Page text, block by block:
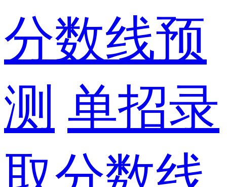
分数线预
测 单招录